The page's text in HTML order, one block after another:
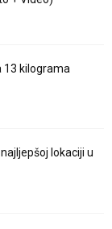
13 kilograma
lokaciji u